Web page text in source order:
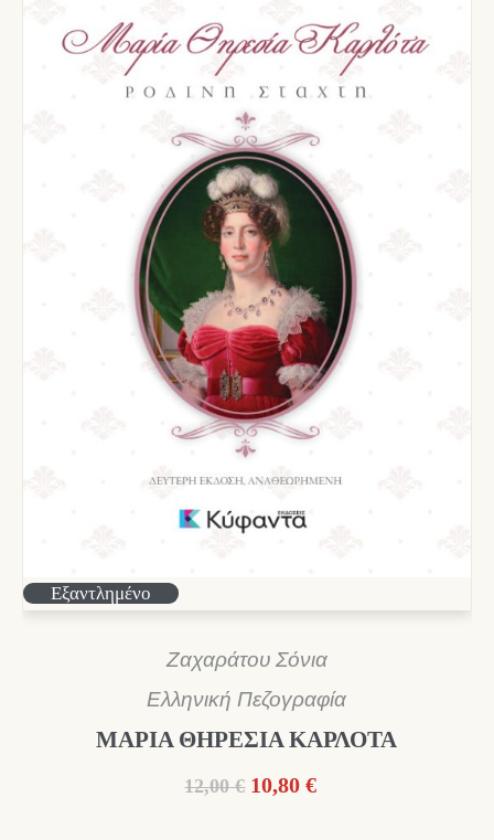
Εξαντλημένο
Ζαχαράτου Σόνια
Ελληνική Πεζογραφία
ΜΑΡΙΑ ΘΗΡΕΣΙΑ ΚΑΡΛΟΤΑ
12,00 € Original
10,80 €Η